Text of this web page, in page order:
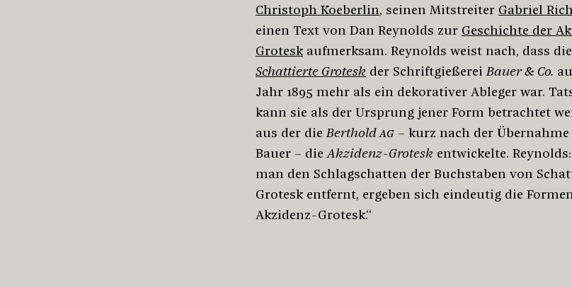
Christoph Koeberlin, seinen Mitstreiter Gabriel
einen Text von Dan Reynolds zur Geschichte der
Grotesk aufmerksam. Reynolds weist nach, dass die
Schattierte Grotesk der SchriftgießereiBauer & Co.
Jahr 1895 mehr als ein dekorativer Ableger war.
kann sie als der Ursprung jener Form betrachtet
aus der dieBertholdAG – kurz nach der
Bauer – dieAkzidenz-Grotesk entwickelte. Reynolds:
man den Schlagschatten der Buchstaben von
Grotesk entfernt, ergeben sich eindeutig die
Akzidenz-Grotesk.“